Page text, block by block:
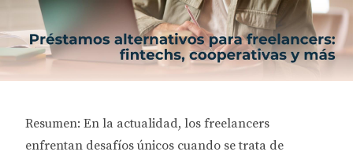
Resumen: En la actualidad, los freelancers
enfrentan desafíos únicos cuando se trata de